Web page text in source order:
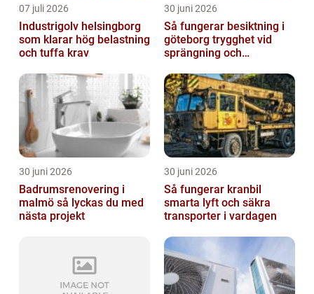
07 juli 2026
Industrigolv helsingborg
som klarar hög belastning
och tuffa krav
30 juni 2026
Så fungerar besiktning i
göteborg trygghet vid
sprängning och
30 juni 2026
Badrumsrenovering i
malmö så lyckas du med
nästa projekt
30 juni 2026
Så fungerar kranbil
smarta lyft och säkra
transporter i vardagen